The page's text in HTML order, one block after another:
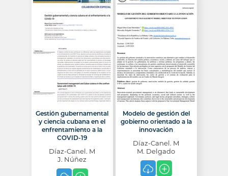
Gestión gubernamental
y ciencia cubana en el
enfrentamiento a la
COVID-19
Díaz-Canel. M
J. Núñez
Modelo de gestión del
gobierno orientado a la
innovación
Díaz-Canel. M
M. Delgado